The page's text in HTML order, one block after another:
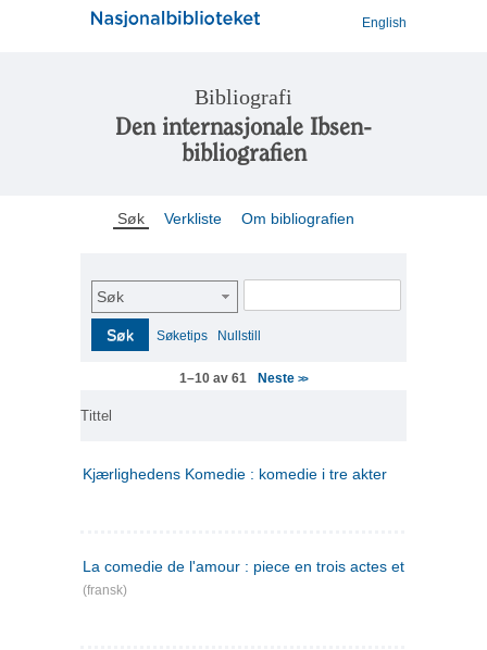
English
Bibliografi
Den internasjonale Ibsen-
bibliografien
Søk Verkliste Om bibliografien
Søk
Søk Søketips Nullstill
1–10 av 61 Neste>>
Tittel
Kjærlighedens Komedie : komedie i tre akter
La comedie de l'amour : piece en trois actes et en vers
(fransk)